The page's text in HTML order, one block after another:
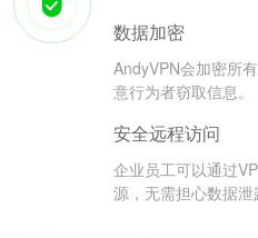
数据加密
AndyVPN会加密所
意行为者窃取信息。
安全远程访问
企业员工可以通过
源，无需担心数据泄